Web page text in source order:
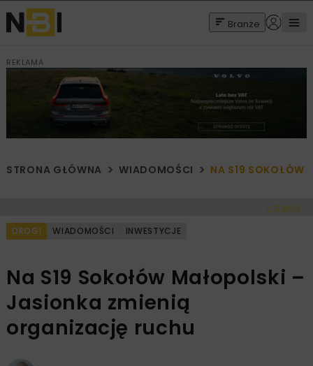
Branże
REKLAMA
STRONA GŁÓWNA WIADOMOŚCI NA S19 SOKOŁÓW
< Cofnij
DROGI WIADOMOŚCI INWESTYCJE
Na S19 Sokołów Małopolski –
Jasionka zmienią
organizację ruchu